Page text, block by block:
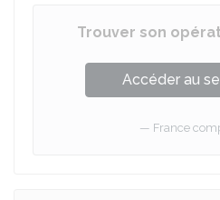
Trouver son
Accéder au
France